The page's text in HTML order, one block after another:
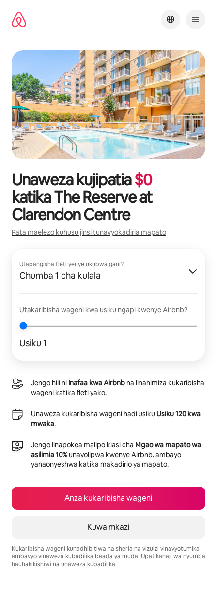
kwenda
kwenye
Unaweza kujipatia$0
katikaThe Reserve at
Clarendon Centre
Pata maelezo kuhusu jinsi tunavyokadiria mapato
Utapangisha fleti yenye ukubwa gani?
Chumba 1 cha kulala
Utakaribisha wageni kwa usiku ngapi kwenye Airbnb?
Usiku 1
Jengo hili ni Inafaa kwa Airbnb na linahimiza kukaribisha
wageni katika fleti yako.
Unaweza kukaribisha wageni hadi usiku Usiku 120 kwa
mwaka.
Jengo linapokea malipo kiasi cha Mgao wa mapato wa
asilimia 10%unayolipwa kwenye Airbnb, ambayo
yanaonyeshwa katika makadirio ya mapato.
Anza kukaribisha wageni
Kuwa mkazi
Kukaribisha wageni kunadhibitiwa na sheria na vizuizi vinavyotumika
ambavyo vinaweza kubadilika baada ya muda. Upatikanaji wa nyumba
hauhakikishiwi na unaweza kubadilika.